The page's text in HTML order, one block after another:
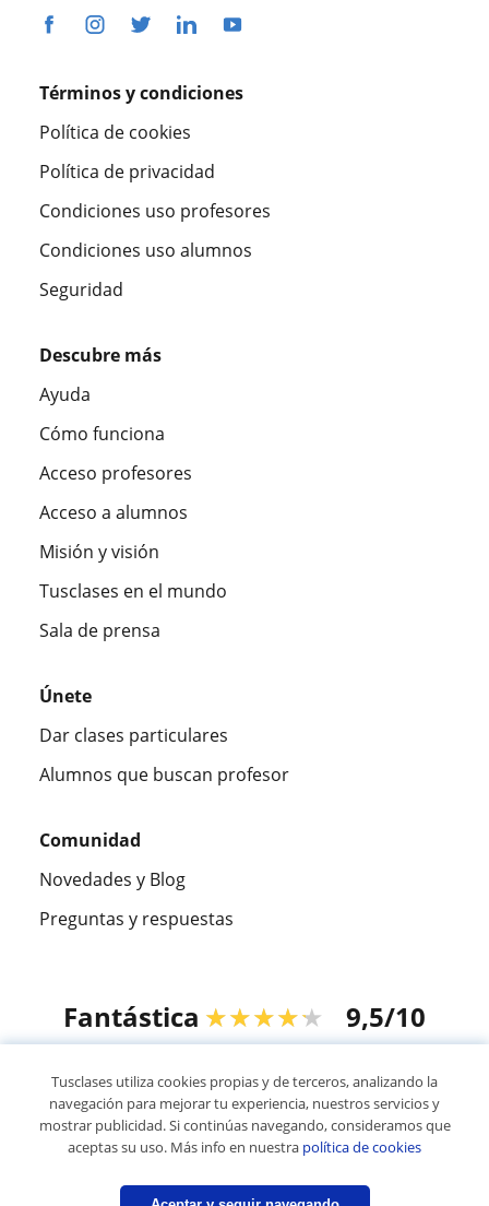
Términos y condiciones
Política de cookies
Política de privacidad
Condiciones uso profesores
Condiciones uso alumnos
Seguridad
Descubre más
Ayuda
Cómo funciona
Acceso profesores
Acceso a alumnos
Misión y visión
Tusclases en el mundo
Sala de prensa
Únete
Dar clases particulares
Alumnos que buscan profesor
Comunidad
Novedades y Blog
Preguntas y respuestas
Fantástica ★★★★★ 9,5/10
© 2007 - 2026 Tusclases.com.ve
Mapa web:Profesores particulares
Tusclases utiliza cookies propias y de terceros, analizando la
navegación para mejorar tu experiencia, nuestros servicios y
mostrar publicidad. Si continúas navegando, consideramos que
aceptas su uso. Más info en nuestra política de cookies